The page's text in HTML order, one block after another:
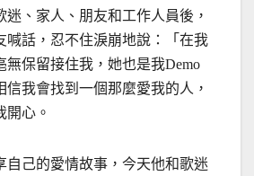
迷、家人、朋友和工作人員後，
喊話，忍不住淚崩地說：「在我
無保留接住我，她也是我Demo
信我會找到一個那麼愛我的人，
開心。
自己的愛情故事，今天他和歌迷